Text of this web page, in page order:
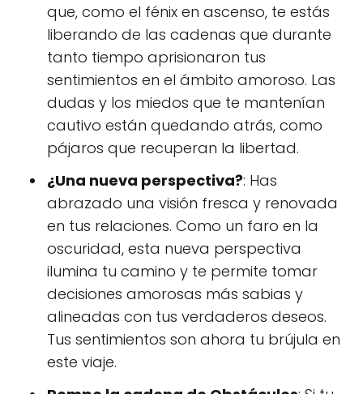
que, como el fénix en ascenso, te estás
liberando de las cadenas que durante
tanto tiempo aprisionaron tus
sentimientos en el ámbito amoroso. Las
dudas y los miedos que te mantenían
cautivo están quedando atrás, como
pájaros que recuperan la libertad.
¿Una nueva perspectiva?: Has
abrazado una visión fresca y renovada
en tus relaciones. Como un faro en la
oscuridad, esta nueva perspectiva
ilumina tu camino y te permite tomar
decisiones amorosas más sabias y
alineadas con tus verdaderos deseos.
Tus sentimientos son ahora tu brújula en
este viaje.